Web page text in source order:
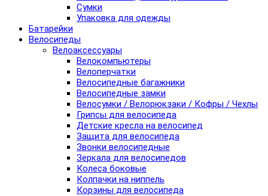
Сумки
Упаковка для одежды
Батарейки
Велосипеды
Велоаксессуары
Велокомпьютеры
Велоперчатки
Велосипедные багажники
Велосипедные замки
Велосумки / Велорюкзаки / Кофры / Чехлы
Грипсы для велосипеда
Детские кресла на велосипед
Защита для велосипеда
Звонки велосипедные
Зеркала для велосипедов
Колеса боковые
Колпачки на ниппель
Корзины для велосипеда